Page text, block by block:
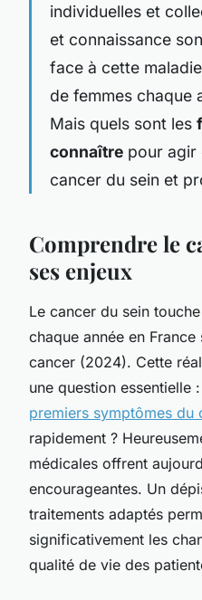
individuelles et
et connaissance
face à cette
de femmes chaque
Mais quels sont les
connaître pour agir
cancer du sein et
Comprendre le
ses enjeux
Le cancer du sein
chaque année en
cancer (2024). Cette
une question essentielle
premiers symptômes du
rapidement ?
médicales offrent
encourageantes. Un
traitements adaptés
significativement les
qualité de vie des